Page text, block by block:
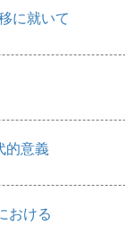
に就いて
的意義
おける